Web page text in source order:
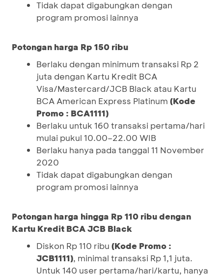
Tidak dapat digabungkan dengan
program promosi lainnya
Potongan harga Rp 150 ribu
Berlaku dengan minimum transaksi Rp 2
juta dengan Kartu Kredit BCA
Visa/Mastercard/JCB Black atau Kartu
BCA American Express Platinum (Kode
Promo : BCA1111)
Berlaku untuk 160 transaksi pertama/hari
mulai pukul 10.00–22.00 WIB
Berlaku hanya pada tanggal 11 November
2020
Tidak dapat digabungkan dengan
program promosi lainnya
Potongan harga hingga Rp 110 ribu dengan
Kartu Kredit BCA JCB Black
Diskon Rp 110 ribu (Kode Promo :
JCB1111), minimal transaksi Rp 1,1 juta.
Untuk 140 user pertama/hari/kartu, hanya